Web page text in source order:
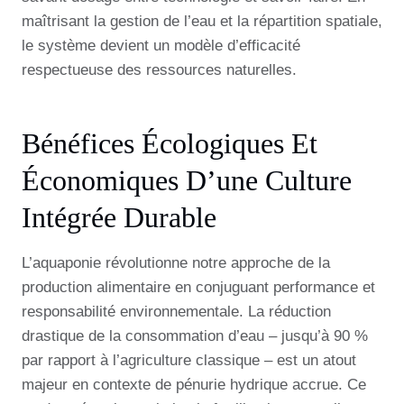
maîtrisant la gestion de l’eau et la répartition spatiale,
le système devient un modèle d’efficacité
respectueuse des ressources naturelles.
Bénéfices Écologiques Et
Économiques D’une Culture
Intégrée Durable
L’aquaponie révolutionne notre approche de la
production alimentaire en conjuguant performance et
responsabilité environnementale. La réduction
drastique de la consommation d’eau – jusqu’à 90 %
par rapport à l’agriculture classique – est un atout
majeur en contexte de pénurie hydrique accrue. Ce